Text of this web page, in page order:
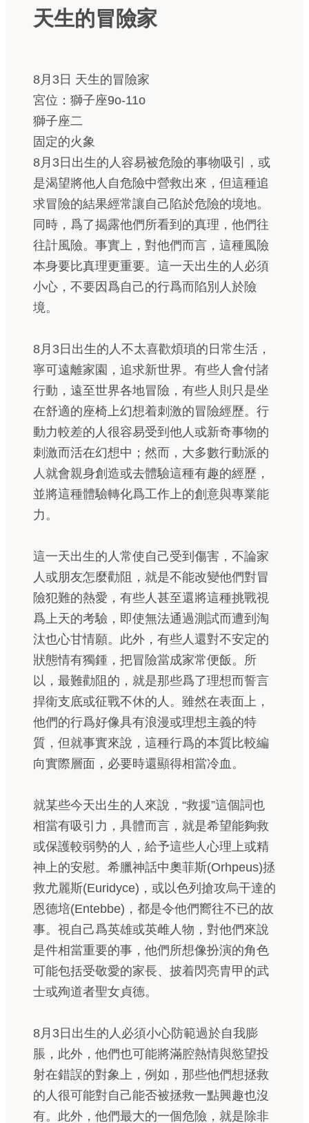
天生的冒險家
8月3日 天生的冒險家
宮位：獅子座9o-11o
獅子座二
固定的火象
8月3日出生的人容易被危險的事物吸引，或
是渴望將他人自危險中營救出來，但這種追
求冒險的結果經常讓自己陷於危險的境地。
同時，爲了揭露他們所看到的真理，他們往
往計風險。事實上，對他們而言，這種風險
本身要比真理更重要。這一天出生的人必須
小心，不要因爲自己的行爲而陷別人於險
境。
8月3日出生的人不太喜歡煩瑣的日常生活，
寧可遠離家園，追求新世界。有些人會付諸
行動，遠至世界各地冒險，有些人則只是坐
在舒適的座椅上幻想着刺激的冒險經歷。行
動力較差的人很容易受到他人或新奇事物的
刺激而活在幻想中；然而，大多數行動派的
人就會親身創造或去體驗這種有趣的經歷，
並將這種體驗轉化爲工作上的創意與專業能
力。
這一天出生的人常使自己受到傷害，不論家
人或朋友怎麼勸阻，就是不能改變他們對冒
險犯難的熱愛，有些人甚至還將這種挑戰視
爲上天的考驗，即使無法通過測試而遭到淘
汰也心甘情願。此外，有些人還對不安定的
狀態情有獨鍾，把冒險當成家常便飯。所
以，最難勸阻的，就是那些爲了理想而誓言
捍衛支底或征戰不休的人。雖然在表面上，
他們的行爲好像具有浪漫或理想主義的特
質，但就事實來說，這種行爲的本質比較編
向實際層面，必要時還顯得相當冷血。
就某些今天出生的人來說，“救援”這個詞也
相當有吸引力，具體而言，就是希望能夠救
或保護較弱勢的人，給予這些人心理上或精
神上的安慰。希臘神話中奧菲斯(Orhpeus)拯
救尤麗斯(Euridyce)，或以色列搶攻烏干達的
恩德培(Entebbe)，都是令他們嚮往不已的故
事。視自己爲英雄或英雌人物，對他們來說
是件相當重要的事，他們所想像扮演的角色
可能包括受敬愛的家長、披着閃亮胄甲的武
士或殉道者聖女貞德。
8月3日出生的人必須小心防範過於自我膨
脹，此外，他們也可能將滿腔熱情與慾望投
射在錯誤的對象上，例如，那些他們想拯救
的人很可能對自己能否被拯救一點興趣也沒
有。此外，他們最大的一個危險，就是除非